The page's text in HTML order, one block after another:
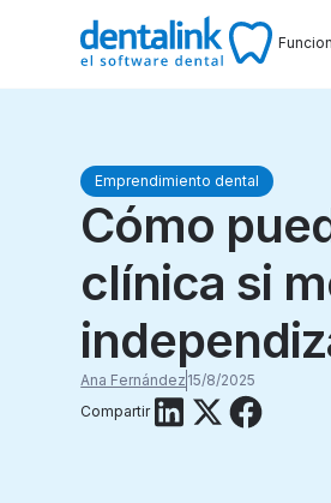
Emprendimiento dental
Cómo
clínica si
Ana Fernández 15/8/2025
Compartir